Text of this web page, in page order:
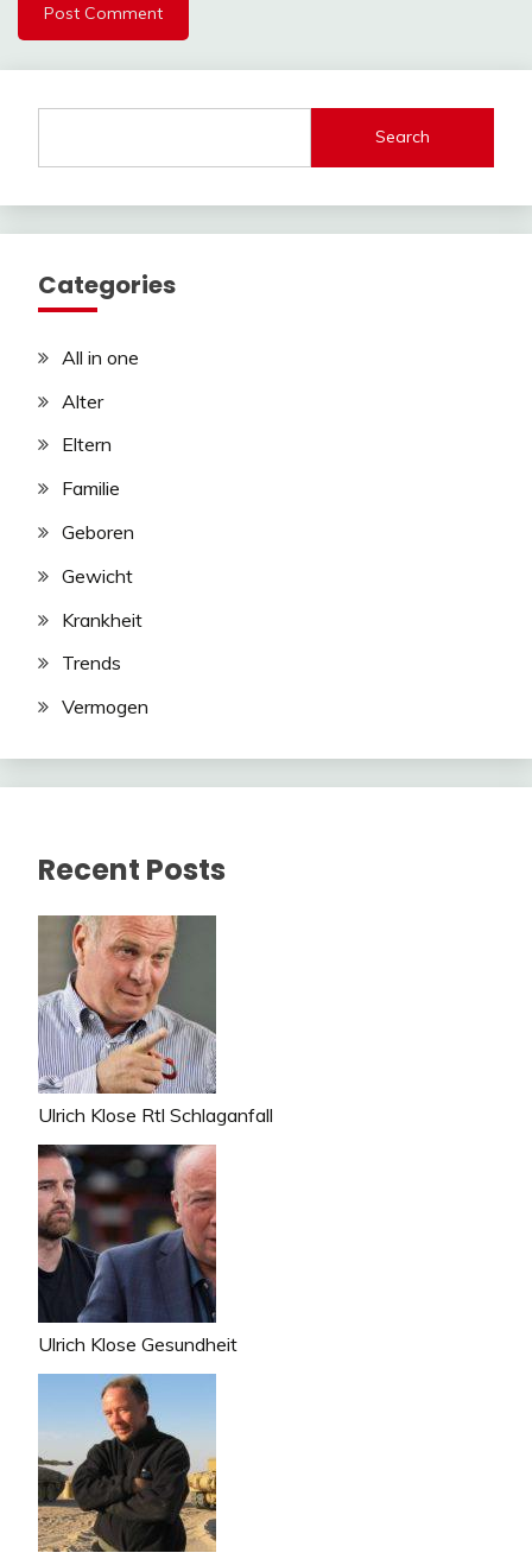
Search
Categories
All in one
Alter
Eltern
Familie
Geboren
Gewicht
Krankheit
Trends
Vermogen
Recent Posts
Ulrich Klose Rtl Schlaganfall
Ulrich Klose Gesundheit